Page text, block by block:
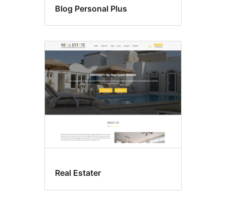
Blog Personal Plus
Real Estater